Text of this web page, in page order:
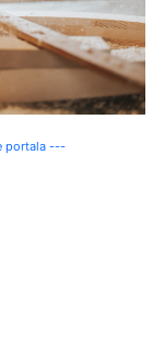
portala ---